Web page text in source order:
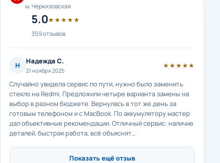
м. Черкизовская
5.0★★★★★
359 отзывов
Н Надежда С.
21 ноября 2025
★★★★★
Случайно увидела сервис по пути, нужно было заменить
стекло на Redmi. Предложили четыре варианта замены на
выбор в разном бюджете. Вернулась в тот же день за
готовым телефоном и с MacBook. По аккумулятору мастер
дал объективные рекомендации. Отличный сервис: наличие
деталей, быстрая работа, всё объяснят…
Показать ещё отзыв